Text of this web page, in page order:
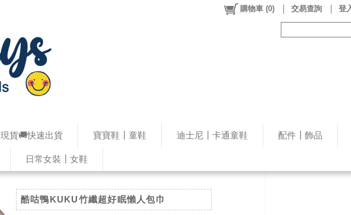
現貨🚚快速出貨 寶寶鞋┃童鞋 迪士尼┃卡通童鞋 配件┃飾品
日常女裝┃女鞋
購物車 (0) 交易查詢 登
酷咕鴨KUKU竹纖超好眠懶人包巾